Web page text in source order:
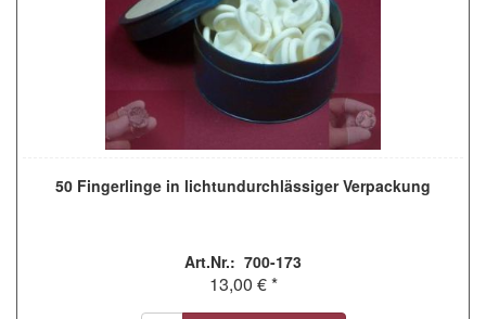
50 Fingerlinge in lichtundurchlässiger Verpackung
Art.Nr.: 700-173
13,00 € *